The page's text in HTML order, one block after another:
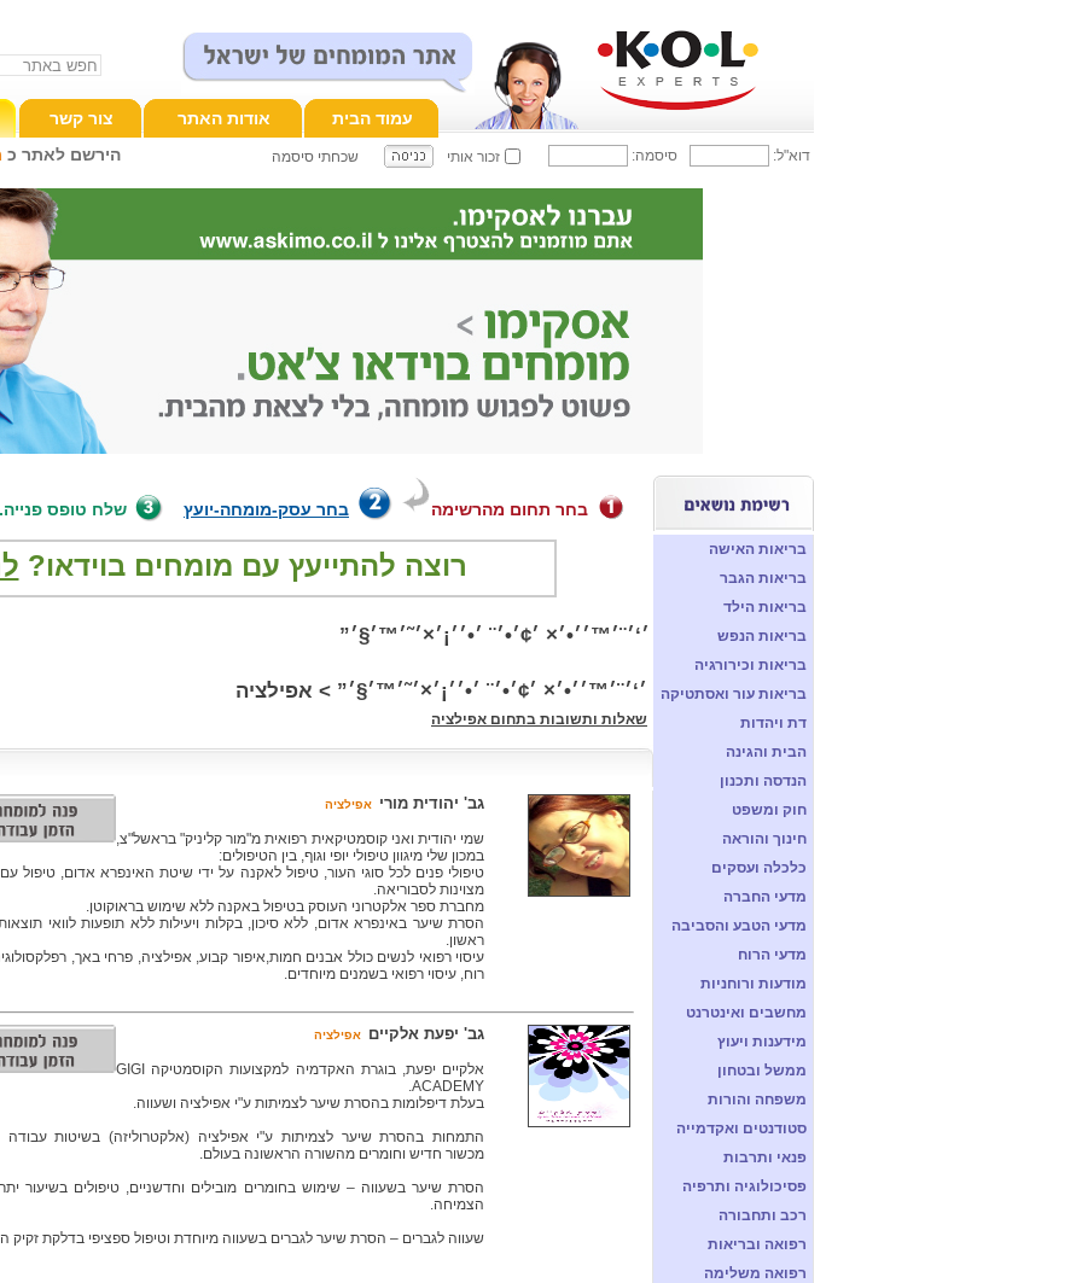
עמוד הבית אודות האתר צור קשר
דוא"ל: סיסמה: זכור אותי שכחתי סיסמה הירשם לאתר כ
בריאות האישה
בריאות הגבר
בריאות הילד
בריאות הנפש
בריאות וכירורגיה
בריאות עור ואסתטיקה
דת ויהדות
הבית והגינה
הנדסה ותכנון
חוק ומשפט
חינוך והוראה
כלכלה ועסקים
מדעי החברה
מדעי הטבע והסביבה
מדעי הרוח
מודעות ורוחניות
מחשבים ואינטרנט
מידענות ויעוץ
ממשל ובטחון
משפחה והורות
סטודנטים ואקדמייה
פנאי ותרבות
פסיכולוגיה ותרפיה
רכב ותחבורה
רפואה ובריאות
רפואה משלימה
בחר תחום מהרשימה בחר עסק-מומחה-יועץ שלח טופס
רוצה להתייעץ עם מומחים בוידאו?
׳‘׳¨׳™׳׳•׳× ׳¢׳•׳¨ ׳•׳׳¡׳×׳˜׳™׳§׳”
׳‘׳¨׳™׳׳•׳× ׳¢׳•׳¨ ׳•׳׳¡׳×׳˜׳™׳§׳” > אפילציה
שאלות ותשובות בתחום אפילציה
גב' יהודית מורי אפילציה
שמי יהודית ואני קוסמטיקאית רפואית מ"מור קליניק" בראשל"צ,
במכון שלי מיגוון טיפולי יופי וגוף, בין הטיפולים:
טיפולי פנים לכל סוגי העור, טיפול לאקנה על ידי שיטת האינפרא אדום, טיפול
מצוינות לסבוריאה.
מחברת ספר אלקטרוני העוסק בטיפול באקנה ללא שימוש בראוקוטן.
הסרת שיער באינפרא אדום, ללא סיכון, בקלות ויעילות ללא תופעות לוואי
ראשון.
עיסוי רפואי לנשים כולל אבנים חמות,איפור קבוע, אפילציה, פרחי באך,
רוח, עיסוי רפואי בשמנים מיוחדים.
גב' יפעת אלקיים אפילציה
אלקיים יפעת, בוגרת האקדמיה למקצועות הקוסמטיקה GIGI
ACADEMY.
בעלת דיפלומות בהסרת שיער לצמיתות ע"י אפילציה ושעווה.
התמחות בהסרת שיער לצמיתות ע"י אפילציה (אלקטרוליזה) בשיטות עבודה
מכשור חדיש וחומרים מהשורה הראשונה בעולם.
הסרת שיער בשעווה – שימוש בחומרים מובילים וחדשניים, טיפולים בשיעור
הצמיחה.
שעווה לגברים – הסרת שיער לגברים בשעווה מיוחדת וטיפול ספציפי בדלקת זקיק